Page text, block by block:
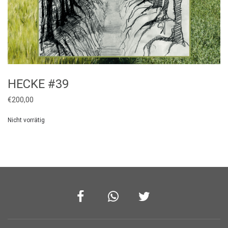
HECKE #39
€200,00
Nicht vorrätig
Facebook Whatsapp